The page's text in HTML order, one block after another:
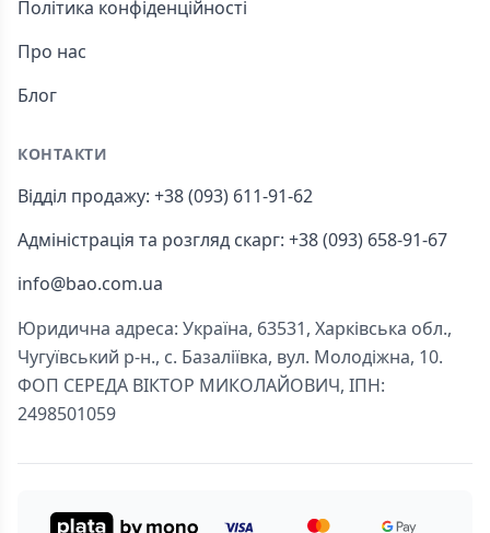
Політика конфіденційності
Про нас
Блог
КОНТАКТИ
Відділ продажу: +38 (093) 611-91-62
Адміністрація та розгляд скарг: +38 (093) 658-91-67
info@bao.com.ua
Юридична адреса: Україна, 63531, Харківська обл.,
Чугуївський р-н., с. Базаліївка, вул. Молодіжна, 10.
ФОП СЕРЕДА ВІКТОР МИКОЛАЙОВИЧ, ІПН:
2498501059